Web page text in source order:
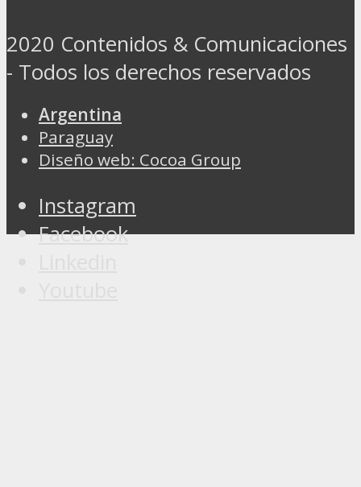
2020 Contenidos & Comunicaciones
- Todos los derechos reservados
Argentina
Paraguay
Diseño web: Cocoa Group
Instagram
Facebook